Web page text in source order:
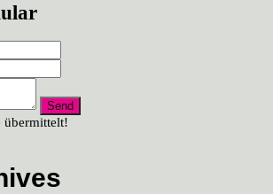
übermittelt!